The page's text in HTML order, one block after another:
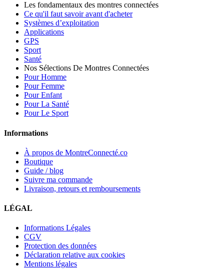
Les fondamentaux des montres connectées
Ce qu'il faut savoir avant d'acheter
Systèmes d’exploitation
Applications
GPS
Sport
Santé
Nos Sélections De Montres Connectées
Pour Homme
Pour Femme
Pour Enfant
Pour La Santé
Pour Le Sport
Informations
À propos de MontreConnecté.co
Boutique
Guide / blog
Suivre ma commande
Livraison, retours et remboursements
LÉGAL
Informations Légales
CGV
Protection des données
Déclaration relative aux cookies
Mentions légales